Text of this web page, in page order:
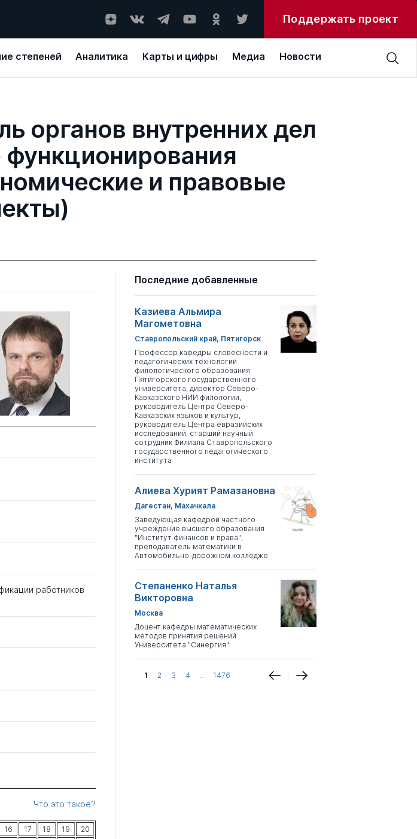
Поддержать проект
степеней Аналитика Карты и цифры Медиа Новости
органов внутренних дел
функционирования
и правовые
работников
Что это такое?
16 17 18 19
20
Последние добавленные
Казиева Альмира
Магометовна
Ставропольский край, Пятигорск
Профессор кафедры словесности и
педагогических технологий
филологического образования
Пятигорского государственного
университета, директор Северо-
Кавказского НИИ филологии,
руководитель Центра Северо-
Кавказских языков и культур,
руководитель Центра евразийских
исследований, старший научный
сотрудник Филиала Ставропольского
государственного педагогического
института
Алиева Хурият Рамазановна
Дагестан, Махачкала
Заведующая кафедрой частного
учреждение высшего образования
"Институт финансов и права";
преподаватель математики в
Автомобильно-дорожном колледже
Степаненко Наталья
Викторовна
Москва
Доцент кафедры математических
методов принятия решений
Университета "Синергия"
1 2 3 4 ... 1476